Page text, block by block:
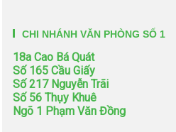
CHI NHÁNH VĂN PHÒNG SỐ 1
18a Cao Bá Quát
Số 165 Cầu Giấy
Số 217 Nguyễn Trãi
Số 56 Thụy Khuê
Ngõ 1 Phạm Văn Đồng